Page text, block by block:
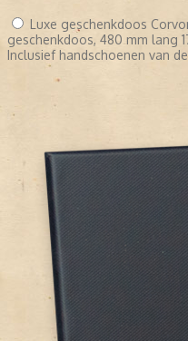
Luxe geschenkdoos
geschenkdoos, 480 mm lang
Inclusief handschoenen van